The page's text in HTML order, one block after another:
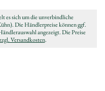
es sich um die unverbindliche
Die Händlerpreise können ggf.
angezeigt. Die Preise
Versandkosten.